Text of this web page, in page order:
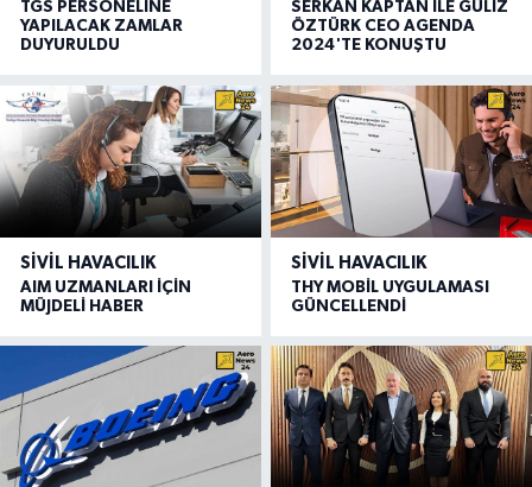
TGS PERSONELİNE
YAPILACAK ZAMLAR
DUYURULDU
SERKAN KAPTAN İLE GÜLİZ
ÖZTÜRK CEO AGENDA
2024'TE KONUŞTU
SIVIL HAVACILIK
AIM UZMANLARI İÇİN
MÜJDELİ HABER
SIVIL HAVACILIK
THY MOBİL UYGULAMASI
GÜNCELLENDİ